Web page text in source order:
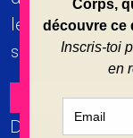
le vêtement
se
Disponible sur